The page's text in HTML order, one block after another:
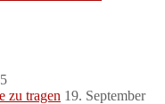
zu tragen 19. September